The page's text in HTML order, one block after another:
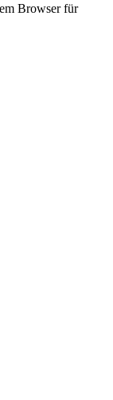
Browser für